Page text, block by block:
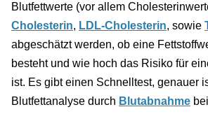
Blutfettwerte (vor allem
Cholesterin, LDL-Cholesterin, sowie
abgeschätzt werden, ob eine
besteht und wie hoch das Risiko für
ist. Es gibt einen Schnelltest, genauer
Blutfettanalyse durch Blutabnahme